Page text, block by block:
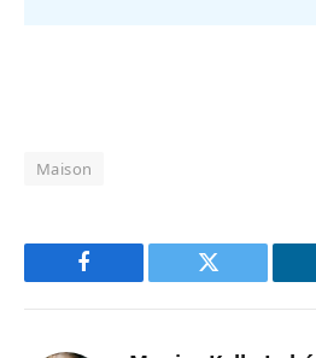
Maison
Facebook Twitter